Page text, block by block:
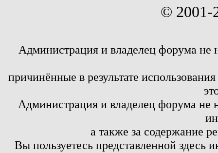
© 2001-
Администрация и владелец форума не
причинённые в результате
Администрация и владелец форума не
а также за содержание
Вы пользуетесь представленной здесь